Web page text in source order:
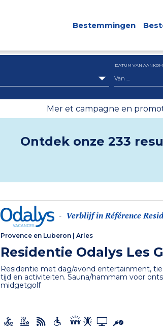
Bestemmingen
DATUM VAN
Mer et campagne en
Ontdek onze 233
- Verblijf in Référence
Provence en Luberon |Arles
Residentie Odalys Les
Residentie met dag/avond entertainment,
tijd en activiteiten. Sauna/hammam voor
midgetgolf